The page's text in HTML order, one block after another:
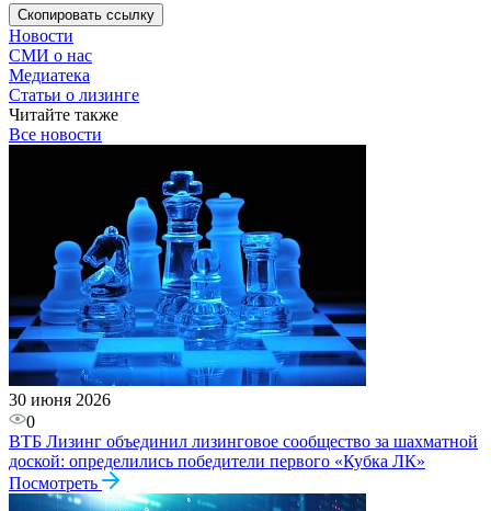
Скопировать ссылку
Новости
СМИ о нас
Медиатека
Статьи о лизинге
Читайте также
Все новости
30 июня 2026
0
ВТБ Лизинг объединил лизинговое сообщество за шахматной
доской: определились победители первого «Кубка ЛК»
Посмотреть